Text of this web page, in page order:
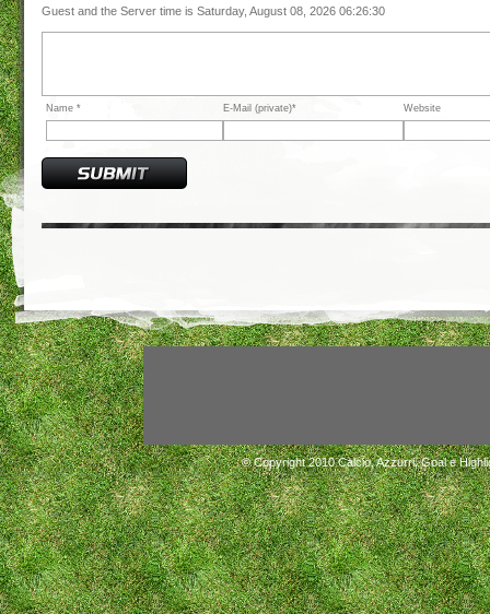
Guest and the Server time is Saturday, August 08, 2026 06:26:30
Name * E-Mail (private)* Website
© Copyright 2010Calcio, Azzurri, Goal e